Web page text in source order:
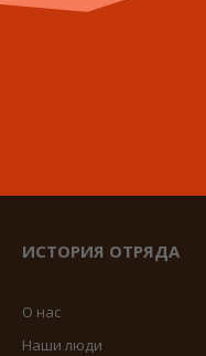
ИСТОРИЯ ОТРЯДА
О нас
Наши люди